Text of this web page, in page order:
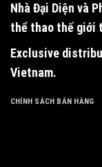
Nhà Đại Diện và
thể thao thế giới
Exclusive
Vietnam.
CHÍNH SÁCH BÁN HÀNG